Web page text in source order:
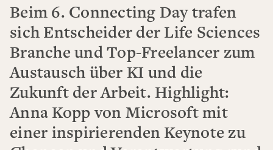
Beim 6. Connecting Day trafen
sich Entscheider der Life Sciences
Branche und Top-Freelancer zum
Austausch über KI und die
Zukunft der Arbeit. Highlight:
Anna Kopp von Microsoft mit
einer inspirierenden Keynote zu